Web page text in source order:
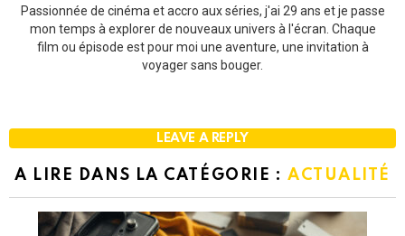
Passionnée de cinéma et accro aux séries, j'ai 29 ans et je passe
mon temps à explorer de nouveaux univers à l'écran. Chaque
film ou épisode est pour moi une aventure, une invitation à
voyager sans bouger.
LEAVE A REPLY
A LIRE DANS LA CATÉGORIE : ACTUALITÉ